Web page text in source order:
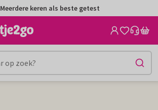
Meerdere keren als beste getest